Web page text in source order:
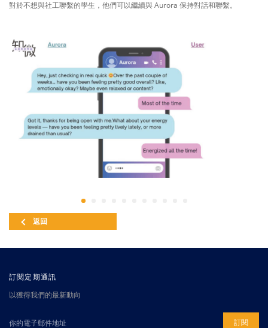
對於不想與社工聯繫的學生，他們可以繼續與 Aurora 保持對話和聯繫。
返回
訂閱定期通訊
以獲得我們的最新動向
訂閱